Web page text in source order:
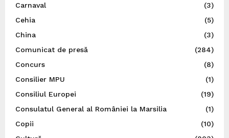
Carnaval
(3)
Cehia
(5)
China
(3)
Comunicat de presă
(284)
Concurs
(8)
Consilier MPU
(1)
Consiliul Europei
(19)
Consulatul General al României la Marsilia
(1)
Copii
(10)